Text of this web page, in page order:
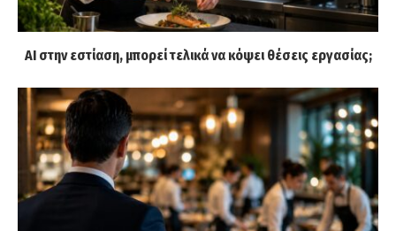
AI στην εστίαση, μπορεί τελικά να κόψει θέσεις εργασίας;